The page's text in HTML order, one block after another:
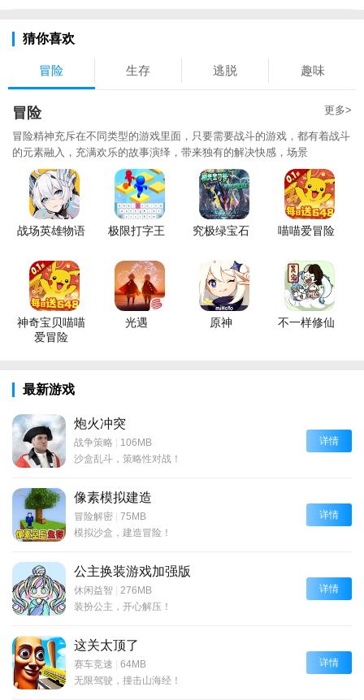
猜你喜欢
冒险 生存 逃脱 趣味
冒险 更多>
冒险精神充斥在不同类型的游戏里面，只要需要战斗的游戏，都有着战斗
的元素融入，充满欢乐的故事演绎，带来独有的解决快感，场景
战场英雄物语 极限打字王 究极绿宝石 喵喵爱冒险
神奇宝贝喵喵
爱冒险
光遇 原神 不一样修仙
最新游戏
炮火冲突
战争策略 | 106MB
沙盒乱斗，策略性对战！
详情
像素模拟建造
冒险解密 | 75MB
模拟沙盒，建造冒险！
详情
公主换装游戏加强版
休闲益智 | 276MB
装扮公主，开心解压！
详情
这关太顶了
赛车竞速 | 64MB
无限驾驶，撞击山海经！
详情